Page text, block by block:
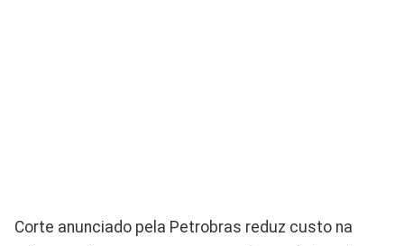
Corte anunciado pela Petrobras reduz custo na